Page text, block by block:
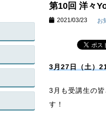
第10回 洋々
2021/03/23 お
3月27日（土）
3月も受講生の
す！